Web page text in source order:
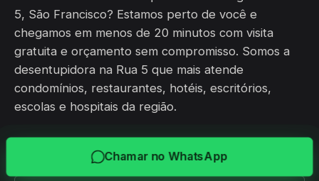
5, São Francisco? Estamos perto de você e
chegamos em menos de 20 minutos com visita
gratuita e orçamento sem compromisso. Somos a
desentupidora na Rua 5 que mais atende
condomínios, restaurantes, hotéis, escritórios,
escolas e hospitais da região.
Chamar no WhatsApp